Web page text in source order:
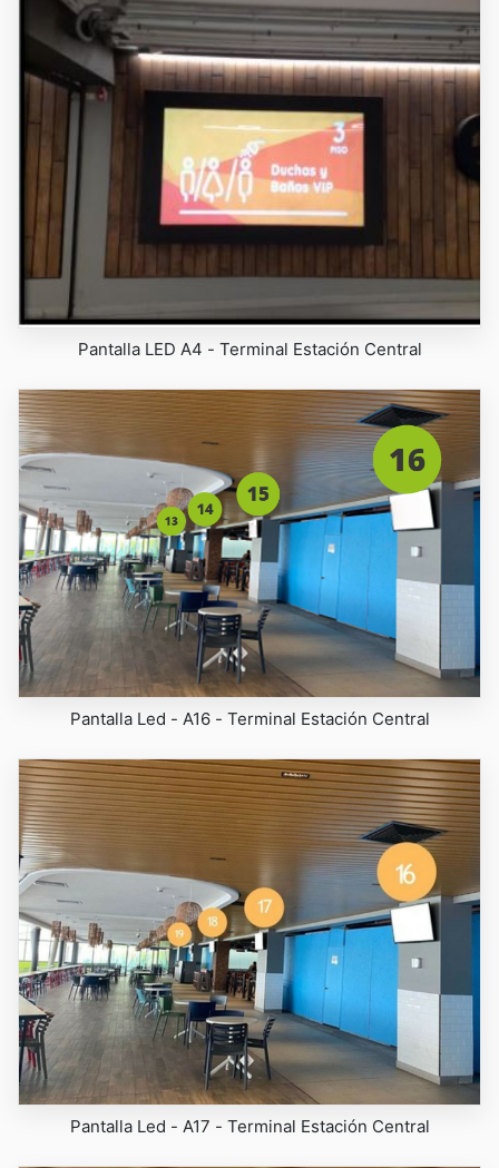
Pantalla LED A4 - Terminal Estación Central
Pantalla Led - A16 - Terminal Estación Central
Pantalla Led - A17 - Terminal Estación Central